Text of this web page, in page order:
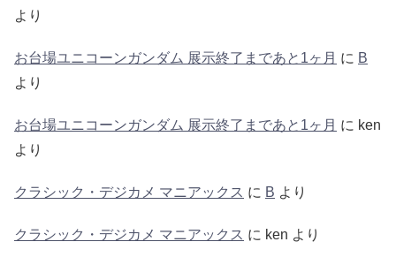
より
お台場ユニコーンガンダム 展示終了まであと1ヶ月 に B
より
お台場ユニコーンガンダム 展示終了まであと1ヶ月 に ken
より
クラシック・デジカメ マニアックス に B より
クラシック・デジカメ マニアックス に ken より